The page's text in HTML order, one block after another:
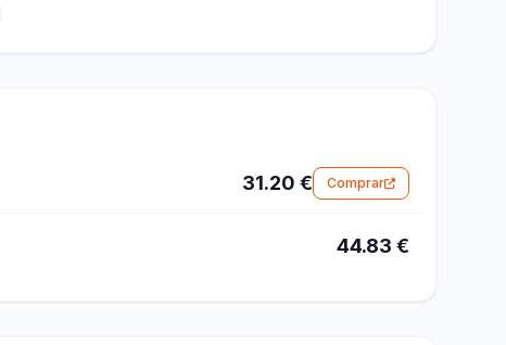
31.20 € Comprar
44.83 €